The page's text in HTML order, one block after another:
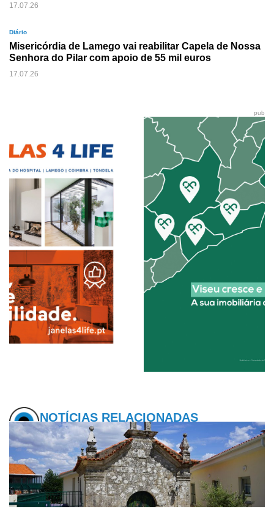
17.07.26
Diário
Misericórdia de Lamego vai reabilitar Capela de Nossa
Senhora do Pilar com apoio de 55 mil euros
17.07.26
pub
NOTÍCIAS RELACIONADAS